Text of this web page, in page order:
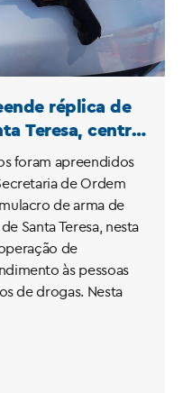
réplica de
Teresa, centro
foram apreendidos
de Ordem
de arma de
Santa Teresa, nesta
de
às pessoas
de drogas. Nesta